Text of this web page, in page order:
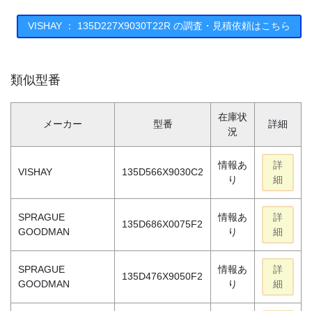
VISHAY ： 135D227X9030T22R の調査・見積依頼はこちら
類似型番
メーカー 型番
在庫状
況
詳細
VISHAY 135D566X9030C2
情報あ
り
詳
細
SPRAGUE
GOODMAN
135D686X0075F2
情報あ
り
詳
細
SPRAGUE
GOODMAN
135D476X9050F2
情報あ
り
詳
細